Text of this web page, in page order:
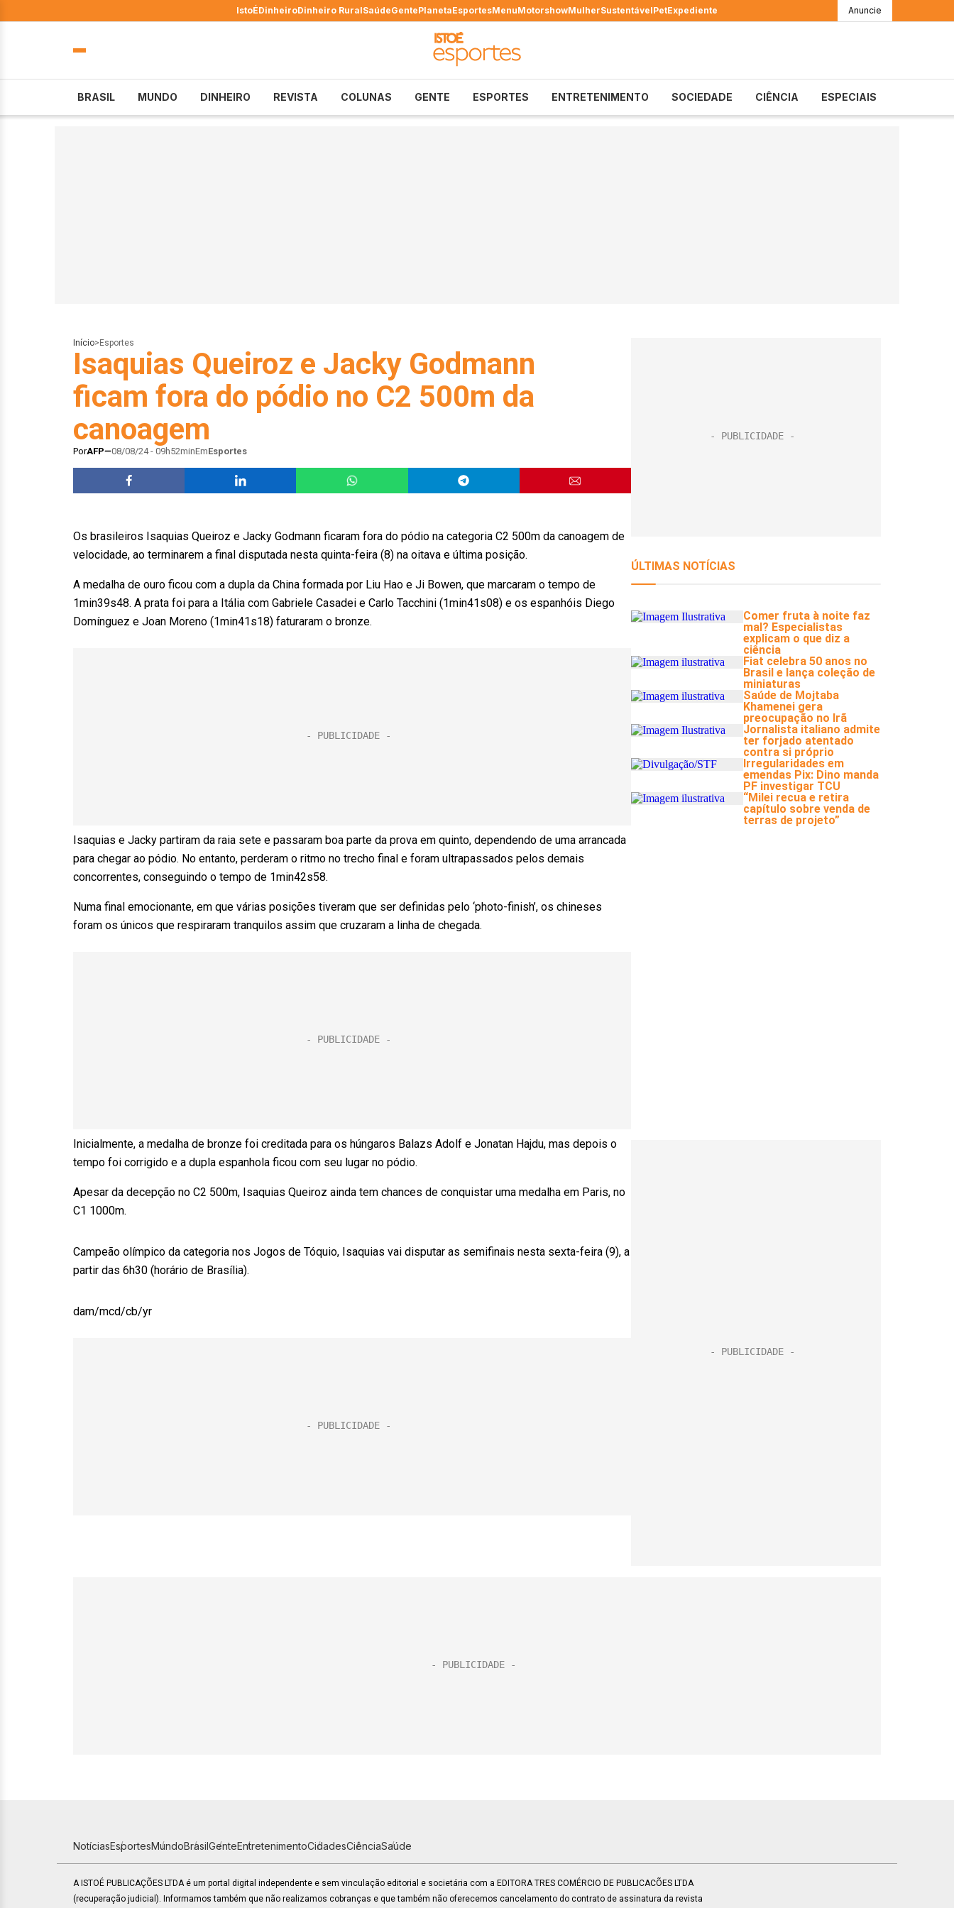
IstoÉDinheiroDinheiro RuralSaúdeGentePlanetaEsportesMenuMotorshowMulherSustentávelPetExpediente Anuncie
BRASIL MUNDO DINHEIRO REVISTA COLUNAS GENTE ESPORTES ENTRETENIMENTO SOCIEDADE CIÊNCIA ESPECIAIS
Início> Esportes
Isaquias Queiroz e Jacky Godmann
ficam fora do pódio no C2 500m da
canoagem
PorAFP 08/08/24 - 09h52minEmEsportes
Os brasileiros Isaquias Queiroz e Jacky Godmann ficaram fora do pódio na categoria C2 500m da canoagem de
velocidade, ao terminarem a final disputada nesta quinta-feira (8) na oitava e última posição.
A medalha de ouro ficou com a dupla da China formada por Liu Hao e Ji Bowen, que marcaram o tempo de
1min39s48. A prata foi para a Itália com Gabriele Casadei e Carlo Tacchini (1min41s08) e os espanhóis Diego
Domínguez e Joan Moreno (1min41s18) faturaram o bronze.
Isaquias e Jacky partiram da raia sete e passaram boa parte da prova em quinto, dependendo de uma arrancada
para chegar ao pódio. No entanto, perderam o ritmo no trecho final e foram ultrapassados pelos demais
concorrentes, conseguindo o tempo de 1min42s58.
Numa final emocionante, em que várias posições tiveram que ser definidas pelo ‘photo-finish’, os chineses
foram os únicos que respiraram tranquilos assim que cruzaram a linha de chegada.
Inicialmente, a medalha de bronze foi creditada para os húngaros Balazs Adolf e Jonatan Hajdu, mas depois o
tempo foi corrigido e a dupla espanhola ficou com seu lugar no pódio.
Apesar da decepção no C2 500m, Isaquias Queiroz ainda tem chances de conquistar uma medalha em Paris, no
C1 1000m.
Campeão olímpico da categoria nos Jogos de Tóquio, Isaquias vai disputar as semifinais nesta sexta-feira (9), a
partir das 6h30 (horário de Brasília).
dam/mcd/cb/yr
NotíciasEsportesMundoBrasilGenteEntretenimentoCidadesCiênciaSaúde
A ISTOÉ PUBLICAÇÕES LTDA é um portal digital independente e sem vinculação editorial e societária com a EDITORA TRES COMÉRCIO DE PUBLICACÕES LTDA
(recuperação judicial). Informamos também que não realizamos cobranças e que também não oferecemos cancelamento do contrato de assinatura da revista